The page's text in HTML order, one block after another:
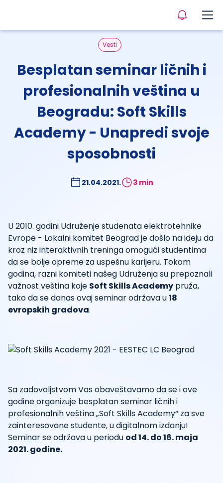
Vesti
Besplatan seminar ličnih i
profesionalnih veština u
Beogradu: Soft Skills
Academy - Unapredi svoje
sposobnosti
21.04.2021. 3 min
U 2010. godini Udruženje studenata elektrotehnike
Evrope - Lokalni komitet Beograd je došlo na ideju da
kroz niz interaktivnih treninga omogući studentima
da se bolje opreme za uspešnu karijeru. Tokom
godina, razni komiteti našeg Udruženja su prepoznali
važnost veština koje Soft Skills Academy pruža,
tako da se danas ovaj seminar održava u18
evropskih gradova.
Sa zadovoljstvom Vas obaveštavamo da se i ove
godine organizuje besplatan seminar ličnih i
profesionalnih veština „Soft Skills Academy“ za sve
zainteresovane studente, u digitalnom izdanju!
Seminar se održava u periodu od 14. do 16. maja
2021. godine.